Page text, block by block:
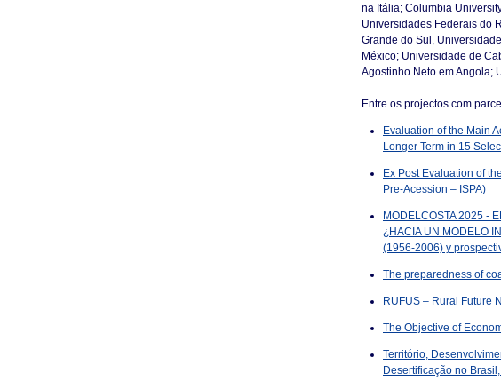
na Itália; Columbia
Universidades Federais do
Grande do Sul,
México; Universidade de
Agostinho Neto em Angola;
Entre os projectos com
Evaluation of the Main
Longer Term in 15
Ex Post Evaluation of
Pre-Acession – ISPA)
MODELCOSTA 2025 -
¿HACIA UN MODELO
(1956-2006) y
The preparedness of
RUFUS – Rural Future
The Objective of
Território,
Desertificação no